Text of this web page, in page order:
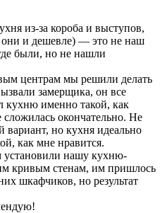
из-за короба и выступов,
они и дешевле) — это не наш
были, но не нашли
центрам мы решили делать
замерщика, он все
кухню именно такой, как
сложилась окончательно. Не
но кухня идеально
как мне нравится.
установили нашу кухню-
кривым стенам, им пришлось
шкафчиков, но результат